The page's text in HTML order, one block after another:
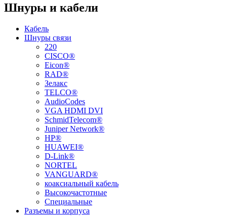
Шнуры и кабели
Кабель
Шнуры связи
220
CISCO®
Eicon®
RAD®
Зелакс
TELCO®
AudioCodes
VGA HDMI DVI
SchmidTelecom®
Juniper Network®
HP®
HUAWEI®
D-Link®
NORTEL
VANGUARD®
коаксиальный кабель
Высокочастотные
Специальные
Разъемы и корпуса